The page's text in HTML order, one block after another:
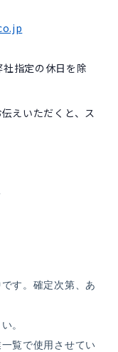
社指定の休日を除
えいただくと、ス
す。確定次第、あ
。
覧で使用させてい